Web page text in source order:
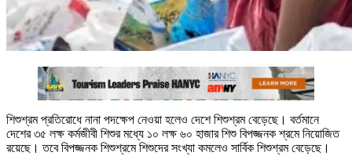
শিশুশ্রম প্রতিরোধে নানা পদক্ষেপ নেওয়া হলেও দেশে শিশুশ্রম বেড়েছে। বর্তমানে
দেশের ৩৫ লক্ষ কর্মজীবী শিশুর মধ্যে ১০ লক্ষ ৬০ হাজার শিশু বিপজ্জনক শ্রমে নিয়োজিত
রয়েছে। তবে বিপজ্জনক শিশুশ্রমে শিশুদের সংখ্যা কমলেও সার্বিক শিশুশ্রম বেড়েছে।